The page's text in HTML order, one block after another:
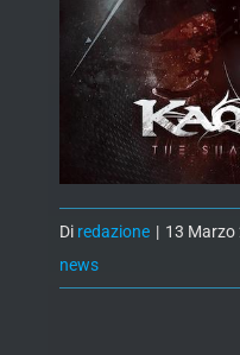
Di redazione | 13 Marzo
news